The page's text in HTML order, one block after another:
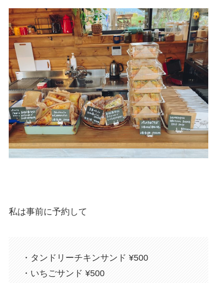
私は事前に予約して
・タンドリーチキンサンド ¥500
・いちごサンド ¥500